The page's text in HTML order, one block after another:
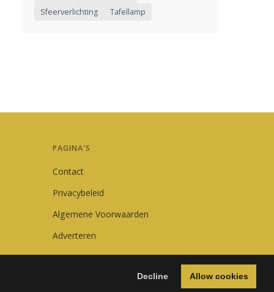
Decline Allow cookies
Sfeerverlichting
Tafellamp
PAGINA'S
Contact
Privacybeleid
Algemene Voorwaarden
Adverteren